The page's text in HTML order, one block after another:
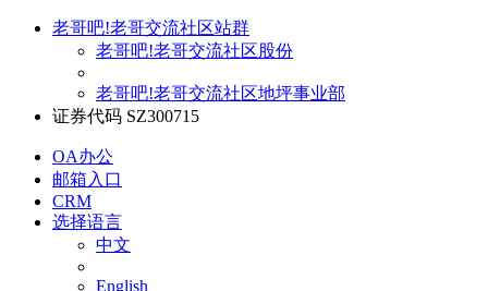
老哥吧!老哥交流社区站群
老哥吧!老哥交流社区股份
老哥吧!老哥交流社区地坪事业部
证券代码 SZ300715
OA办公
邮箱入口
CRM
选择语言
中文
English